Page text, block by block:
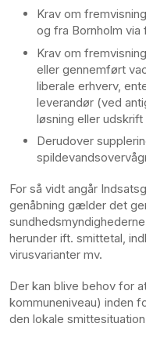
Krav om
og fra Bornholm
Krav om
eller gennemført
liberale erhverv,
leverandør (ved
løsning eller
Derudover
For så vidt angår
genåbning gælder det
herunder ift. smittetal,
virusvarianter mv.
Der kan blive behov for
kommuneniveau) inden
den lokale